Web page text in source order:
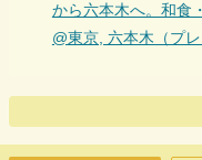
から六本木へ。和食
@東京, 六本木（プレ